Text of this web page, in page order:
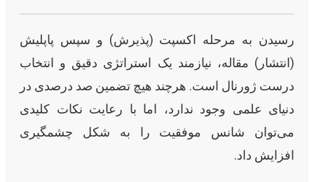
رسیدن به مرحله اکسپت (پذیرش) و سپس پاپلیش
(انتشار) مقاله، نیازمند یک استراتژی دقیق و انتخاب
درست ژورنال است. هرچند هیچ تضمین صد درصدی در
دنیای علمی وجود ندارد، اما با رعایت نکات کلیدی
می‌توان شانس موفقیت را به شکل چشمگیری
افزایش داد.